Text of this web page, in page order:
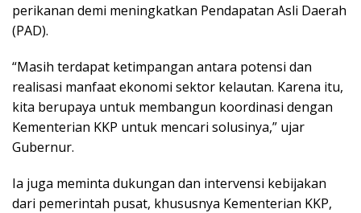
perikanan demi meningkatkan Pendapatan Asli Daerah
(PAD).
“Masih terdapat ketimpangan antara potensi dan
realisasi manfaat ekonomi sektor kelautan. Karena itu,
kita berupaya untuk membangun koordinasi dengan
Kementerian KKP untuk mencari solusinya,” ujar
Gubernur.
Ia juga meminta dukungan dan intervensi kebijakan
dari pemerintah pusat, khususnya Kementerian KKP,